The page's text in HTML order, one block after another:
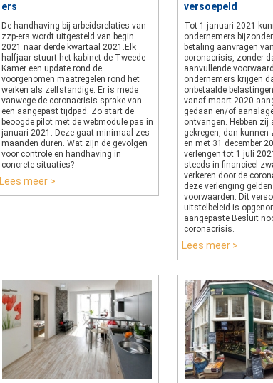
ers
De handhaving bij arbeidsrelaties van
zzp-ers wordt uitgesteld van begin
2021 naar derde kwartaal 2021.Elk
halfjaar stuurt het kabinet de Tweede
Kamer een update rond de
voorgenomen maatregelen rond het
werken als zelfstandige. Er is mede
vanwege de coronacrisis sprake van
een aangepast tijdpad. Zo start de
beoogde pilot met de webmodule pas in
januari 2021. Deze gaat minimaal zes
maanden duren. Wat zijn de gevolgen
voor controle en handhaving in
concrete situaties?
Lees meer >
versoepeld
Tot 1 januari 2021
ondernemers
betaling aanvragen
coronacrisis, zonder
aanvullende
ondernemers krijgen
onbetaalde
vanaf maart 2020
gedaan en/of
ontvangen. Hebben zij
gekregen, dan
en met 31 december
verlengen tot 1 juli
steeds in financieel
verkeren door de
deze verlenging
voorwaarden. Dit
uitstelbeleid is
aangepaste Besluit
coronacrisis.
Lees meer >